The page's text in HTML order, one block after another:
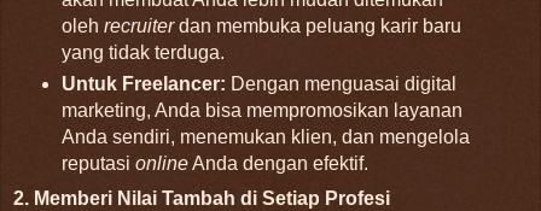
oleh recruiterdan membuka peluang karir baru
yang tidak terduga.
Untuk Freelancer: Dengan menguasai digital
marketing, Anda bisa mempromosikan layanan
Anda sendiri, menemukan klien, dan mengelola
reputasi onlineAnda dengan efektif.
2. Memberi Nilai Tambah di Setiap Profesi